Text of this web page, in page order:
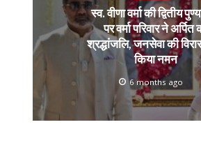
स्व. वीणा वर्मा की द्वितीय
पर वर्मा परिवार ने अर्पित
श्रद्धांजलि, जनसेवा की
किया नमन
6 months ago